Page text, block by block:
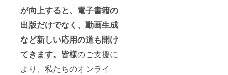
が向上すると、電子書籍の
出版だけでなく、動画生成
など新しい応用の道も開け
てきます。皆様のご支援に
より、私たちのオンライ